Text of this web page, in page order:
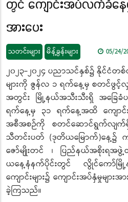
တွင် ကျောင်းအပ်လက်ခံနေ
အားပေး
သတင်းများ မိန့်ခွန်းများ 05/24/
၂၀၂၃-၂၀၂၄ ပညာသင်နှစ်၌ နိုင်ငံတ
များကို ဇွန်လ ၁ ရက်နေ့မှ စတင်ဖွ
အတွင်း မြို့နယ်အသီးသီးရှိ အခြေခံပ
ရက်နေ့မှ ၃၁ ရက်နေ့အထိ ကျောင်
အစီအစဉ်ကို စတင်ဆောင်ရွက်လျက်ရှိ
သီတင်းပတ် (ဒုတိယမြောက်)နေ့၌ က
ဇော်မျိုးတင် ၊ ပြည်နယ်အစိုးရအဖွဲ့
ယနေ့နံနက်ပိုင်းတွင် လွိုင်ကော်မ
ကျောင်းများ၌ ကျောင်းအပ်နှံမှုမျာ
ခဲ့ကြသည်။